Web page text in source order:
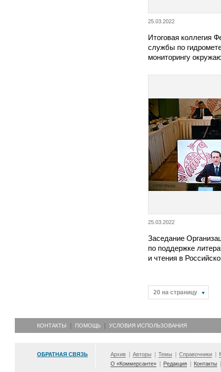
25.03.2022
Итоговая коллегия
службы по
мониторингу
25.03.2022
Заседание
по поддержке
и чтения в
20 на страницу
КОНТАКТЫ ПОМОЩЬ УСЛОВИЯ ИСПОЛЬЗОВАНИЯ
ОБРАТНАЯ СВЯЗЬ Архив Авторы Темы Справочники
О «Коммерсанте»
Редакция Контакты